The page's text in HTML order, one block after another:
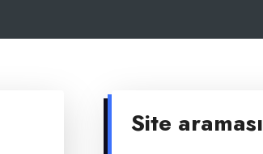
Site araması